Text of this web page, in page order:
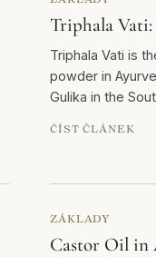
Triphala
Triphala Vati is
powder in
Gulika in the
ČÍST ČLÁNEK
ZÁKLADY
Castor Oil in